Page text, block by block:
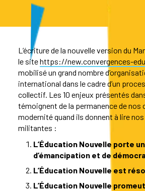
L’écriture de la nouvelle version du
le sitehttps://new.convergences-
mobilisé un grand nombre
international dans le cadre d’un
collectif. Les 10 enjeux présentés
témoignent de la permanence de nos
modernité quand ils donnent à lire
militantes :
L’Éducation Nouvelle porte
d’émancipation et de
L’Éducation Nouvelle est
L’Éducation Nouvelle